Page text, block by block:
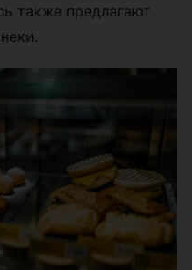
также предлагают